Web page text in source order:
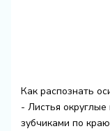
Как распознать
- Листья
зубчиками по